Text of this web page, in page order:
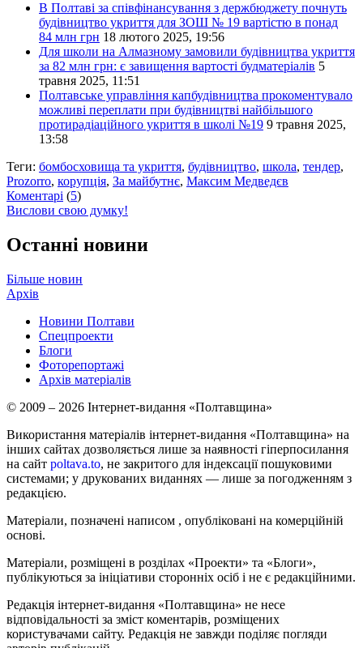
В Полтаві за співфінансування з держбюджету почнуть
будівництво укриття для ЗОШ № 19 вартістю в понад
84 млн грн 18 лютого 2025, 19:56
Для школи на Алмазному замовили будівництва укриття
за 82 млн грн: є завищення вартості будматеріалів 5
травня 2025, 11:51
Полтавське управління капбудівництва прокоментувало
можливі переплати при будівництві найбільшого
протирадіаційного укриття в школі №19 9 травня 2025,
13:58
Теги: бомбосховища та укриття, будівництво, школа, тендер,
Prozorro, корупція, За майбутнє, Максим Медведєв
Коментарі (5)
Вислови свою думку!
Останні новини
Більше новин
Архів
Новини Полтави
Спецпроекти
Блоги
Фоторепортажі
Архів матеріалів
© 2009 – 2026 Інтернет-видання «Полтавщина»
Використання матеріалів інтернет-видання «Полтавщина» на
інших сайтах дозволяється лише за наявності гіперпосилання
на сайт poltava.to, не закритого для індексації пошуковими
системами; у друкованих виданнях — лише за погодженням з
редакцією.
Матеріали, позначені написом , опубліковані на комерційній
основі.
Матеріали, розміщені в розділах «Проекти» та «Блоги»,
публікуються за ініціативи сторонніх осіб і не є редакційними.
Редакція інтернет-видання «Полтавщина» не несе
відповідальності за зміст коментарів, розміщених
користувачами сайту. Редакція не завжди поділяє погляди